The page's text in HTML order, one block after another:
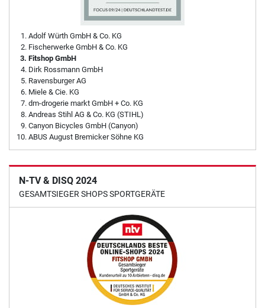
Adolf Würth GmbH & Co. KG
Fischerwerke GmbH & Co. KG
Fitshop GmbH
Dirk Rossmann GmbH
Ravensburger AG
Miele & Cie. KG
dm-drogerie markt GmbH + Co. KG
Andreas Stihl AG & Co. KG (STIHL)
Canyon Bicycles GmbH (Canyon)
ABUS August Bremicker Söhne KG
N-TV & DISQ 2024
GESAMTSIEGER SHOPS SPORTGERÄTE